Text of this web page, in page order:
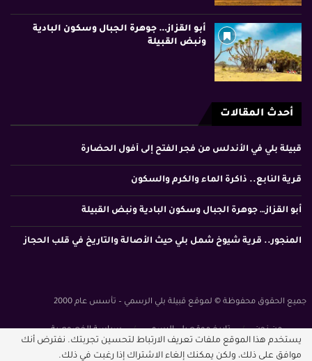
أبو القزاز… جوهرة الجبال وسكون البادية
ونبض القبيلة
أحدث المقالات
قبيلة بلي في الأندلس من فجر الفتح إلى أفول الحضارة
قرية النابع.. ذاكرة الماء والكرم والسكون
أبو القزاز… جوهرة الجبال وسكون البادية ونبض القبيلة
المنجور.. قرية شيوخ شمل بلي حيث الأصالة والتاريخ في قلب الحجاز
جميع الحقوق محفوظة © لموقع قبيلة بلي الرسمي – تأسس عام 2000
من نحن تاريخ موقع بلي الرسمي
سياسة الخصوصية
الشروط والأحكام
يستخدم هذا الموقع ملفات تعريف الارتباط لتحسين تجربتك. نفترض أنك
موافق على ذلك، ولكن يمكنك إلغاء الاشتراك إذا رغبت في ذلك.